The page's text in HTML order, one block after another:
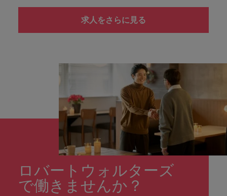
求人をさらに見る
ロバートウォルターズ
で働きませんか？